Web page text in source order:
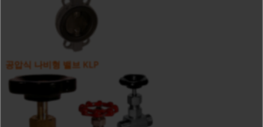
공압식 나비형 밸브 KLP